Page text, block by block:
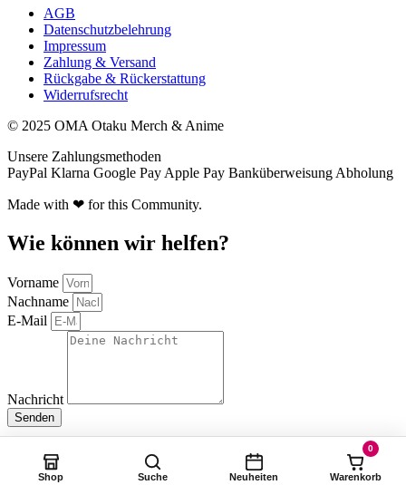
Shop Suche Neuheiten Warenkorb
0
AGB
Datenschutzbelehrung
Impressum
Zahlung & Versand
Rückgabe & Rückerstattung
Widerrufsrecht
© 2025 OMA Otaku Merch & Anime
Unsere Zahlungsmethoden
PayPal Klarna Google Pay Apple Pay Banküberweisung Abholung
Made with ❤ for this Community.
Wie können wir helfen?
Vorname
Nachname
E-Mail
Nachricht
Senden